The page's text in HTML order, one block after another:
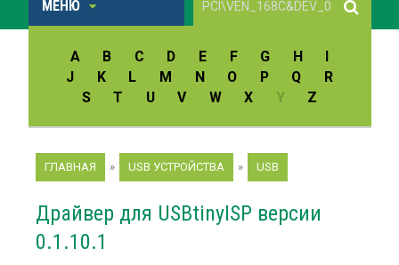
МЕНЮ
A B C D E F G H
I
J
K L M N O P Q
R
S
T U V W X Y Z
ГЛАВНАЯ » USB УСТРОЙСТВА » USB
Драйвер для USBtinyISP версии
0.1.10.1